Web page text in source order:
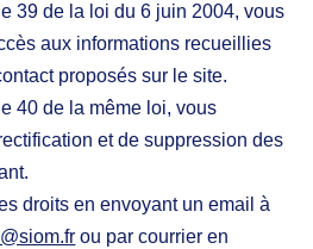
39 de la loi du 6 juin 2004, vous
aux informations recueillies
proposés sur le site.
40 de la même loi, vous
et de suppression des
droits en envoyant un email à
ou par courrier en